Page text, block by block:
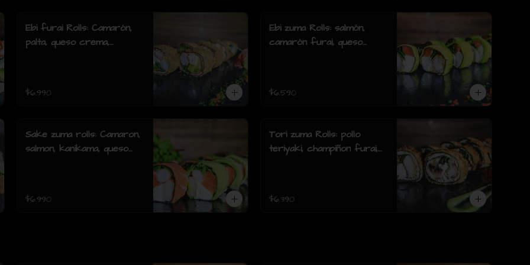
Ebi furai Rolls: Camarón,
palta, queso crema,
$6.990
Ebi zuma Rolls: salmón,
camarón furai, queso
$6.590
Sake zuma rolls: Camaron,
salmon, kanikama, queso
$6.990
Tori zuma Rolls: pollo
teriyaki, champiñon furai,
$6.390